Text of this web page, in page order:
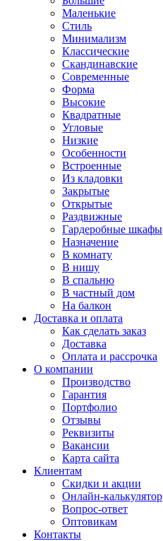
Маленькие
Стиль
Минимализм
Классические
Скандинавские
Современные
Форма
Высокие
Квадратные
Угловые
Низкие
Особенности
Встроенные
Из кладовки
Закрытые
Открытые
Раздвижные
Гардеробные шкафы
Назначение
В комнату
В нишу
В спальню
В частный дом
На балкон
Доставка и оплата
Как сделать заказ
Доставка
Оплата и рассрочка
О компании
Производство
Гарантия
Портфолио
Отзывы
Реквизиты
Вакансии
Карта сайта
Клиентам
Скидки и акции
Онлайн-калькулятор
Вопрос-ответ
Оптовикам
Контакты